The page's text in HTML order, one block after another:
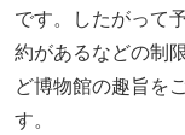
です。したがって
約があるなどの制
ど博物館の趣旨を
す。